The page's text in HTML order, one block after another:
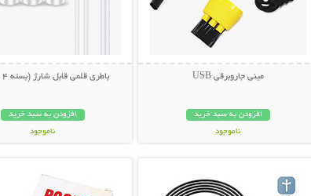
مینی جاروبرقی USB
افزودن به سبد خرید
ناموجود
باطری قلمی قابل شارژ (بسته 4 عددی)
افزودن به سبد خرید
ناموجود